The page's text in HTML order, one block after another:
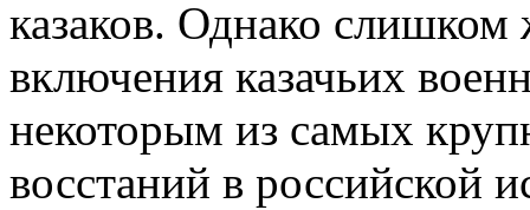
казаков. Однако слишком
включения казачьих
некоторым из самых
восстаний в российской